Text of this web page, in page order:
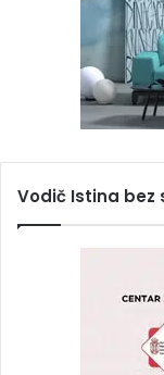
Vodič Istina bez